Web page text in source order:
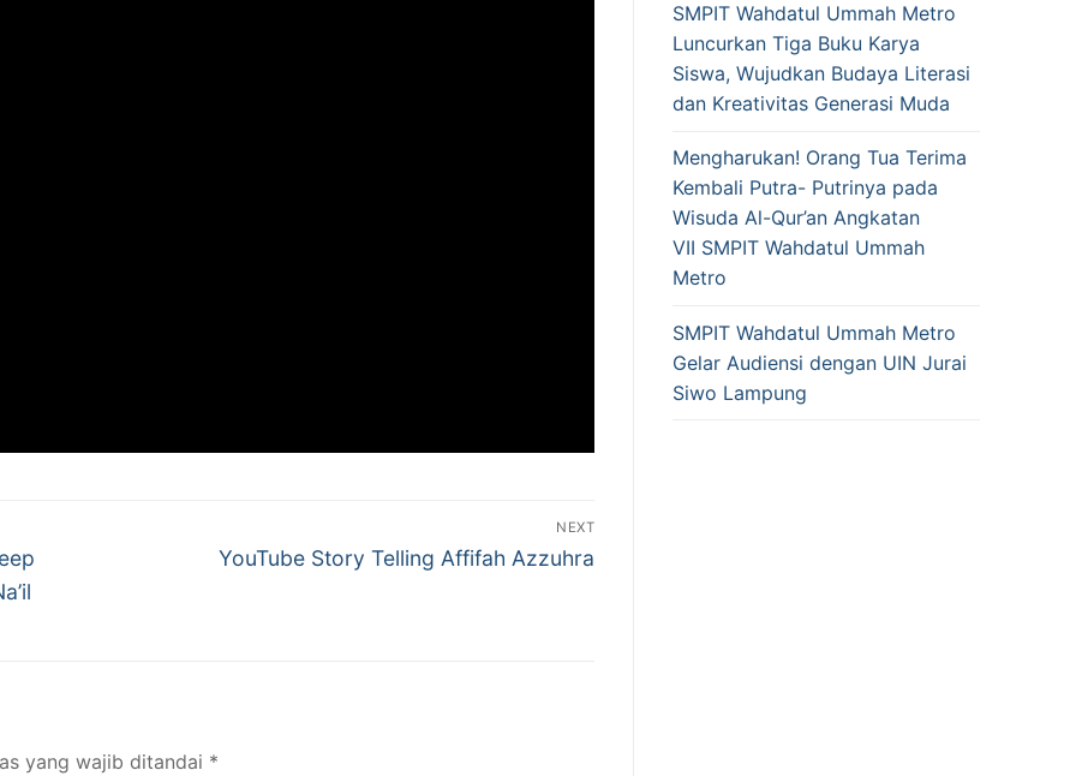
NEXT
Next
YouTube Story Telling Affifah Azzuhra
yang wajib ditandai *
SMPIT Wahdatul Ummah Metro
Luncurkan Tiga Buku Karya
Siswa, Wujudkan Budaya Literasi
dan Kreativitas Generasi Muda
Mengharukan! Orang Tua Terima
Kembali Putra- Putrinya pada
Wisuda Al-Qur’an Angkatan
VII SMPIT Wahdatul Ummah
Metro
SMPIT Wahdatul Ummah Metro
Gelar Audiensi dengan UIN Jurai
Siwo Lampung